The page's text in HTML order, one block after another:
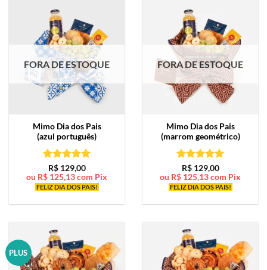
FORA DE ESTOQUE
Mimo Dia dos Pais
(azul português)
Avaliação5
de 5
R$129,00
ou R$ 125,13com Pix
FELIZ DIA DOS PAIS!
FORA DE ESTOQUE
Mimo Dia dos Pais
(marrom geométrico)
Avaliação5
de 5
R$129,00
ou R$ 125,13com Pix
FELIZ DIA DOS PAIS!
PLUS